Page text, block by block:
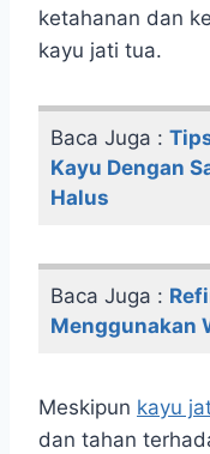
ketahanan dan
kayu jati tua.
Baca Juga :
Kayu Dengan
Halus
Baca Juga :
Menggunakan
Meskipun kayu
dan tahan